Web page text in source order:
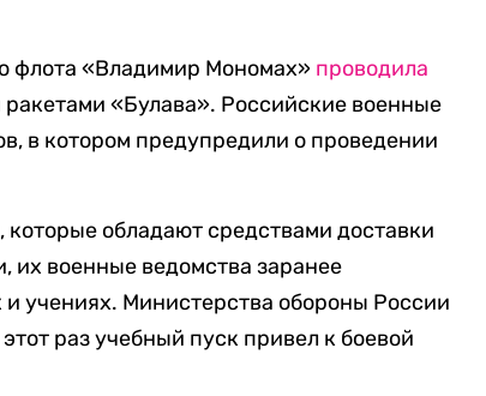
флота «Владимир Мономах» проводила
«Булава». Российские военные
в котором предупредили о проведении
обладают средствами доставки
их военные ведомства заранее
учениях. Министерства обороны России
раз учебный пуск привел к боевой